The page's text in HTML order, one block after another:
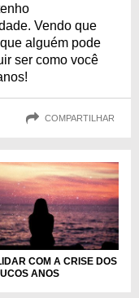
Vendo que
alguém pode
ser como você
COMPARTILHAR
COM A CRISE DOS
ANOS